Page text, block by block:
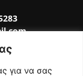
για να σας